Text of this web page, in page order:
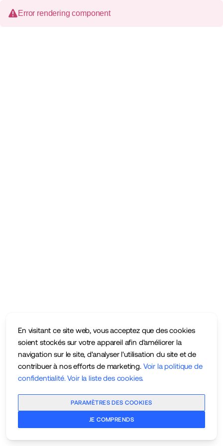
En visitant ce site web, vous acceptez que des cookies
soient stockés sur votre appareil afin d'améliorer la
navigation sur le site, d'analyser l'utilisation du site et de
contribuer à nos efforts de marketing. Voir la politique de
confidentialité. Voir la liste des cookies.
PARAMÈTRES DES COOKIES
JE COMPRENDS
Error rendering component